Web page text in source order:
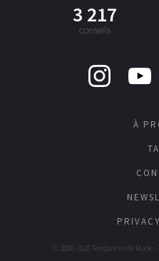
3 217
conseils
À
© 2006-2026 Tendances de Mode